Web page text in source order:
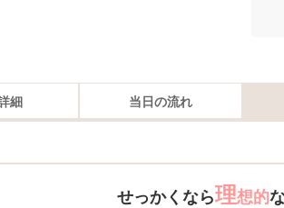
細 当日の流れ
せっかくなら理想的